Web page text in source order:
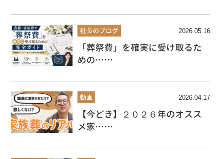
2026.05.16
社長のブログ
「葬祭費」を確実に受け取るた
めの……
2026.04.17
動画
【今どき】２０２６年のオスス
メ家……